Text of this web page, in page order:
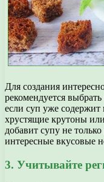
Для создания
рекомендуется
если суп уже
хрустящие крутоны
добавит супу не
интересные вкусовые
3. Учитывайте